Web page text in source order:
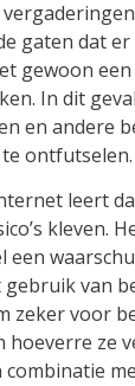
gaten dat
gewoon
In dit
en andere
ontfutselen.
leert
kleven.
een
van
zeker voor
hoeverre ze
combinatie